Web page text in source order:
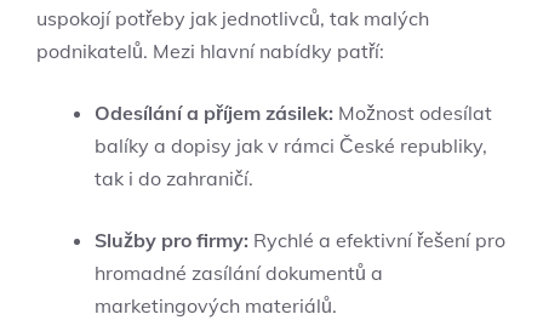
uspokojí potřeby jak jednotlivců, tak malých
podnikatelů. Mezi hlavní nabídky patří:
Odesílání a příjem zásilek: Možnost odesílat
balíky a dopisy jak v rámci České republiky,
tak i do zahraničí.
Služby pro firmy: Rychlé a efektivní řešení pro
hromadné zasílání dokumentů a
marketingových materiálů.